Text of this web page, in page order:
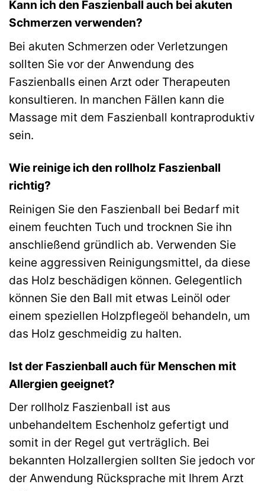
Kann ich den Faszienball auch bei akuten
Schmerzen verwenden?
Bei akuten Schmerzen oder Verletzungen
sollten Sie vor der Anwendung des
Faszienballs einen Arzt oder Therapeuten
konsultieren. In manchen Fällen kann die
Massage mit dem Faszienball kontraproduktiv
sein.
Wie reinige ich den rollholz Faszienball
richtig?
Reinigen Sie den Faszienball bei Bedarf mit
einem feuchten Tuch und trocknen Sie ihn
anschließend gründlich ab. Verwenden Sie
keine aggressiven Reinigungsmittel, da diese
das Holz beschädigen können. Gelegentlich
können Sie den Ball mit etwas Leinöl oder
einem speziellen Holzpflegeöl behandeln, um
das Holz geschmeidig zu halten.
Ist der Faszienball auch für Menschen mit
Allergien geeignet?
Der rollholz Faszienball ist aus
unbehandeltem Eschenholz gefertigt und
somit in der Regel gut verträglich. Bei
bekannten Holzallergien sollten Sie jedoch vor
der Anwendung Rücksprache mit Ihrem Arzt